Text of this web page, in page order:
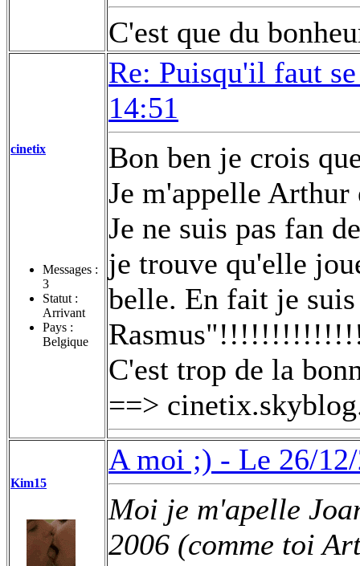
C'est que du
cinetix
Messages :
3
Statut :
Arrivant
Pays :
Belgique
Re: Puisqu'il faut
14:51
Bon ben je crois
Je m'appelle
Je ne suis pas fan
je trouve qu'elle
belle. En fait je
C'est trop de la
==>
Kim15
A moi ;) - Le 26/
Moi je m'apelle
2006 (comme toi